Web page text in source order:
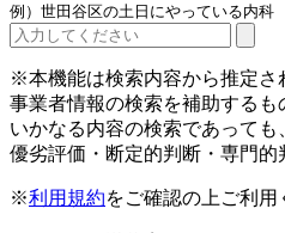
例）世田谷区の土日にやっている内科
※本機能は検索内容から推定さ
事業者情報の検索を補助するも
いかなる内容の検索であっても
優劣評価・断定的判断・専門的
※利用規約をご確認の上ご利用